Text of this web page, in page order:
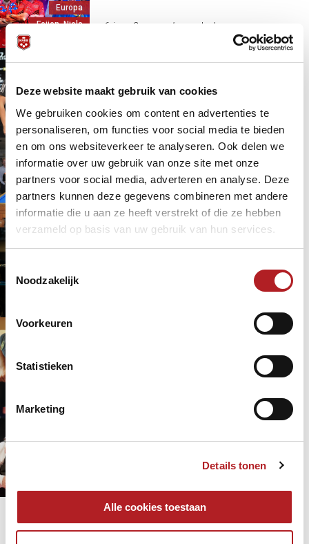
Deze website maakt gebruik van cookies
We gebruiken cookies om content en advertenties te
personaliseren, om functies voor social media te bieden
en om ons websiteverkeer te analyseren. Ook delen we
informatie over uw gebruik van onze site met onze
partners voor social media, adverteren en analyse. Deze
partners kunnen deze gegevens combineren met andere
informatie die u aan ze heeft verstrekt of die ze hebben
verzameld op basis van uw gebruik van hun services.
Toestemmingsselectie
Noodzakelijk
Voorkeuren
Statistieken
Marketing
Details tonen
Alle cookies toestaan
Europa
Feijen, Niels
6 jaar 8 maanden geleden
EPBF
Europa
Poolbiljart
6 jaar 10 maandengeleden
Zilver voor Nederlandse jeugd bij
Coupe van Beem 2019
6 jaar 11 maanden geleden
14-jarige Yannick Pongers klopt
Europa
EK
Europa
Brandenburg
« eerste
‹ vorige